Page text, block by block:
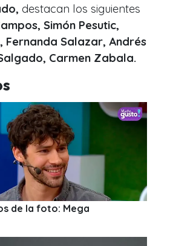
destacan los siguientes
Simón Pesutic,
Fernanda Salazar, Andrés
Carmen Zabala.
de la foto: Mega